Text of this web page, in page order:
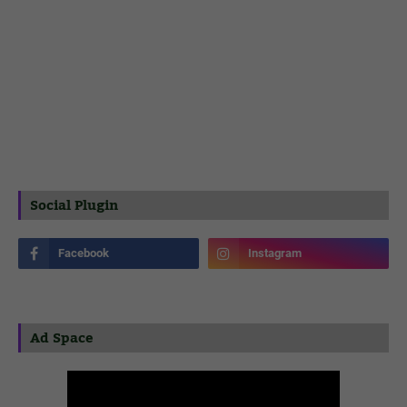
Social Plugin
Ad Space